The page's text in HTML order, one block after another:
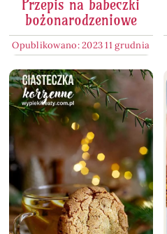
Przepis na babeczki
bożonarodzeniowe
Opublikowano: 2023 11 grudnia